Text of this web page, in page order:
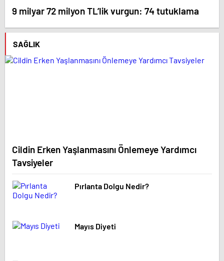
9 milyar 72 milyon TL’lik vurgun: 74 tutuklama
SAĞLIK
Cildin Erken Yaşlanmasını Önlemeye Yardımcı
Tavsiyeler
Pırlanta Dolgu Nedir?
Mayıs Diyeti